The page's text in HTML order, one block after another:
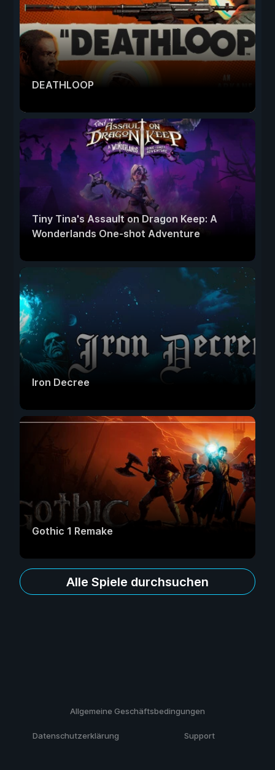
DEATHLOOP
Tiny Tina's Assault on Dragon Keep: A
Wonderlands One-shot Adventure
Iron Decree
Gothic 1 Remake
Alle Spiele durchsuchen
Allgemeine Geschäftsbedingungen
Datenschutzerklärung Support